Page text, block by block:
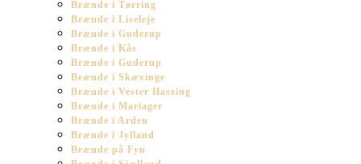
Brænde i Tørring
Brænde i Liseleje
Brænde i Guderup
Brænde i Kås
Brænde i Guderup
Brænde i Skævinge
Brænde i Vester Hassing
Brænde i Mariager
Brænde i Arden
Brænde i Jylland
Brænde på Fyn